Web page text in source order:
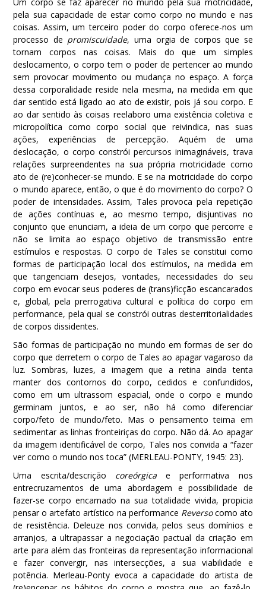
pela sua capacidade de estar como corpo no mundo e nas
coisas. Assim, um terceiro poder do corpo oferece-nos um
processo de promiscuidade, uma orgia de corpos que se
tornam corpos nas coisas. Mais do que um simples
deslocamento, o corpo tem o poder de pertencer ao mundo
sem provocar movimento ou mudança no espaço. A força
dessa corporalidade reside nela mesma, na medida em que
dar sentido está ligado ao ato de existir, pois já sou corpo. E
ao dar sentido às coisas reelaboro uma existência coletiva e
micropolítica como corpo social que reivindica, nas suas
ações, experiências de percepção. Aquém de uma
deslocação, o corpo constrói percursos inimagináveis, trava
relações surpreendentes na sua própria motricidade como
ato de (re)conhecer-se mundo. E se na motricidade do corpo
o mundo aparece, então, o que é do movimento do corpo? O
poder de intensidades. Assim, Tales provoca pela repetição
de ações contínuas e, ao mesmo tempo, disjuntivas no
conjunto que enunciam, a ideia de um corpo que percorre e
não se limita ao espaço objetivo de transmissão entre
estímulos e respostas. O corpo de Tales se constitui como
formas de participação local dos estímulos, na medida em
que tangenciam desejos, vontades, necessidades do seu
corpo em evocar seus poderes de (trans)ficção escancarados
e, global, pela prerrogativa cultural e política do corpo em
performance, pela qual se constrói outras desterritorialidades
de corpos dissidentes.
São formas de participação no mundo em formas de ser do
corpo que derretem o corpo de Tales ao apagar vagaroso da
luz. Sombras, luzes, a imagem que a retina ainda tenta
manter dos contornos do corpo, cedidos e confundidos,
como em um ultrassom espacial, onde o corpo e mundo
germinam juntos, e ao ser, não há como diferenciar
corpo/feto de mundo/feto. Mas o pensamento teima em
sedimentar as linhas fronteiriças do corpo. Não dá. Ao apagar
da imagem identificável de corpo, Tales nos convida a “fazer
ver como o mundo nos toca” (MERLEAU-PONTY, 1945: 23).
Uma escrita/descrição coreórgicae performativa nos
entrecruzamentos de uma abordagem e possibilidade de
fazer-se corpo encarnado na sua totalidade vivida, propicia
pensar o artefato artístico na performance Reversocomo ato
de resistência. Deleuze nos convida, pelos seus domínios e
arranjos, a ultrapassar a negociação pactual da criação em
arte para além das fronteiras da representação informacional
e fazer convergir, nas intersecções, a sua viabilidade e
potência. Merleau-Ponty evoca a capacidade do artista de